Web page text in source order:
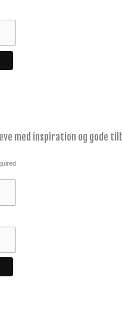
med inspiration og gode